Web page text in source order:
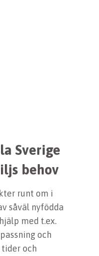
Sverige
behov
runt om i
såväl nyfödda
med t.ex.
och
tider och